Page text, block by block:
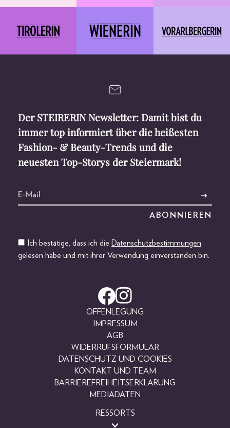
Der STEIRERIN Newsletter: Damit bist du
immer top informiert über die heißesten
Fashion- & Beauty-Trends und die
neuesten Top-Storys der Steiermark!
Ich bestätige, dass ich die Datenschutzbestimmungen
gelesen habe und mit ihrer Verwendung einverstanden bin.
OFFENLEGUNG
IMPRESSUM
AGB
WIDERRUFSFORMULAR
DATENSCHUTZ UND COOKIES
KONTAKT UND TEAM
BARRIEREFREIHEITSERKLÄRUNG
MEDIADATEN
RESSORTS